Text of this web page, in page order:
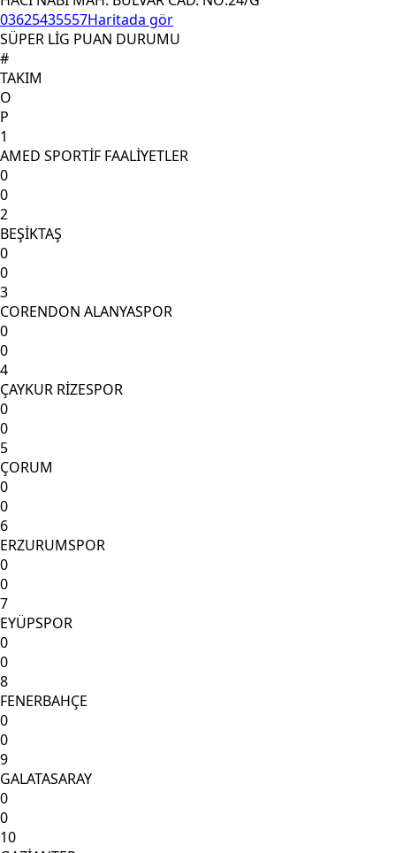
03625435557Haritada gör
SÜPER LİG PUAN DURUMU
#
TAKIM
O
P
1
AMED SPORTİF FAALİYETLER
0
0
2
BEŞİKTAŞ
0
0
3
CORENDON ALANYASPOR
0
0
4
ÇAYKUR RİZESPOR
0
0
5
ÇORUM
0
0
6
ERZURUMSPOR
0
0
7
EYÜPSPOR
0
0
8
FENERBAHÇE
0
0
9
GALATASARAY
0
0
10